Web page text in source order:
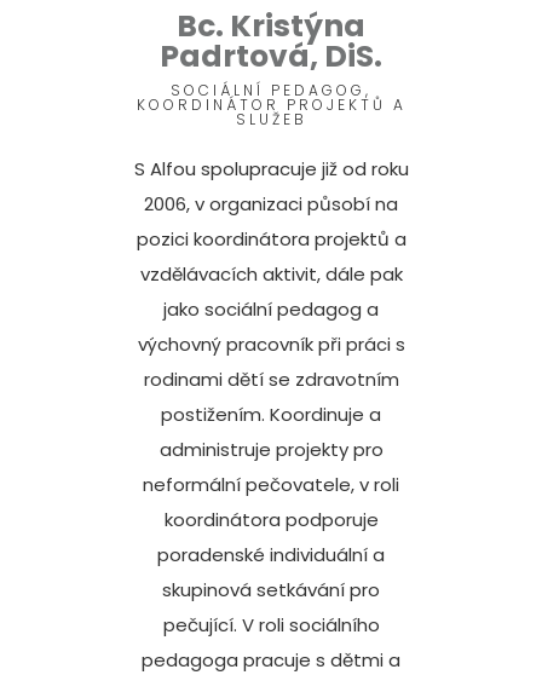
Bc. Kristýna
Padrtová, DiS.
SOCIÁLNÍ PEDAGOG,
KOORDINÁTOR PROJEKTŮ A
SLUŽEB
S Alfou spolupracuje již od roku
2006, v organizaci působí na
pozici koordinátora projektů a
vzdělávacích aktivit, dále pak
jako sociální pedagog a
výchovný pracovník při práci s
rodinami dětí se zdravotním
postižením. Koordinuje a
administruje projekty pro
neformální pečovatele, v roli
koordinátora podporuje
poradenské individuální a
skupinová setkávání pro
pečující. V roli sociálního
pedagoga pracuje s dětmi a